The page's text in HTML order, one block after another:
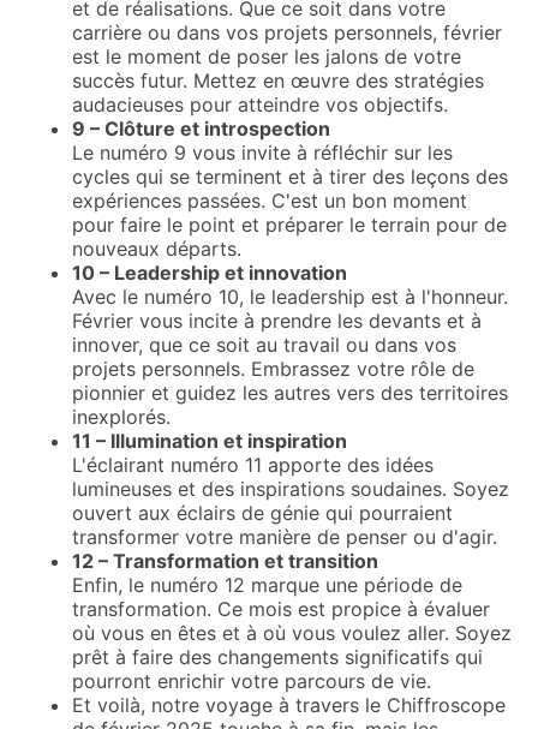
et de réalisations. Que ce soit dans votre
carrière ou dans vos projets personnels, février
est le moment de poser les jalons de votre
succès futur. Mettez en œuvre des stratégies
audacieuses pour atteindre vos objectifs.
9 – Clôture et introspection
Le numéro 9 vous invite à réfléchir sur les
cycles qui se terminent et à tirer des leçons des
expériences passées. C'est un bon moment
pour faire le point et préparer le terrain pour de
nouveaux départs.
10 – Leadership et innovation
Avec le numéro 10, le leadership est à l'honneur.
Février vous incite à prendre les devants et à
innover, que ce soit au travail ou dans vos
projets personnels. Embrassez votre rôle de
pionnier et guidez les autres vers des territoires
inexplorés.
11 – Illumination et inspiration
L'éclairant numéro 11 apporte des idées
lumineuses et des inspirations soudaines. Soyez
ouvert aux éclairs de génie qui pourraient
transformer votre manière de penser ou d'agir.
12 – Transformation et transition
Enfin, le numéro 12 marque une période de
transformation. Ce mois est propice à évaluer
où vous en êtes et à où vous voulez aller. Soyez
prêt à faire des changements significatifs qui
pourront enrichir votre parcours de vie.
Et voilà, notre voyage à travers le Chiffroscope